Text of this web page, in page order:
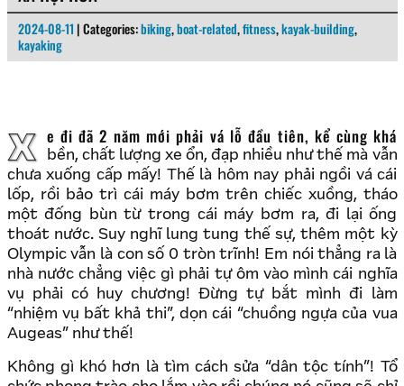
2024-08-11 | Categories:biking,boat-related,fitness,kayak-building,
kayaking
Xe đi đã 2 năm mới phải vá lỗ đầu tiên, kể cùng khá
bền, chất lượng xe ổn, đạp nhiều như thế mà vẫn
chưa xuống cấp mấy! Thế là hôm nay phải ngồi vá cái
lốp, rồi bảo trì cái máy bơm trên chiếc xuồng, tháo
một đống bùn từ trong cái máy bơm ra, đi lại ống
thoát nước. Suy nghĩ lung tung thế sự, thêm một kỳ
Olympic vẫn là con số 0 tròn trĩnh! Em nói thẳng ra là
nhà nước chẳng việc gì phải tự ôm vào mình cái nghĩa
vụ phải có huy chương! Đừng tự bắt mình đi làm
“nhiệm vụ bất khả thi”, dọn cái “chuồng ngựa của vua
Augeas” như thế!
Không gì khó hơn là tìm cách sửa “dân tộc tính”! Tổ